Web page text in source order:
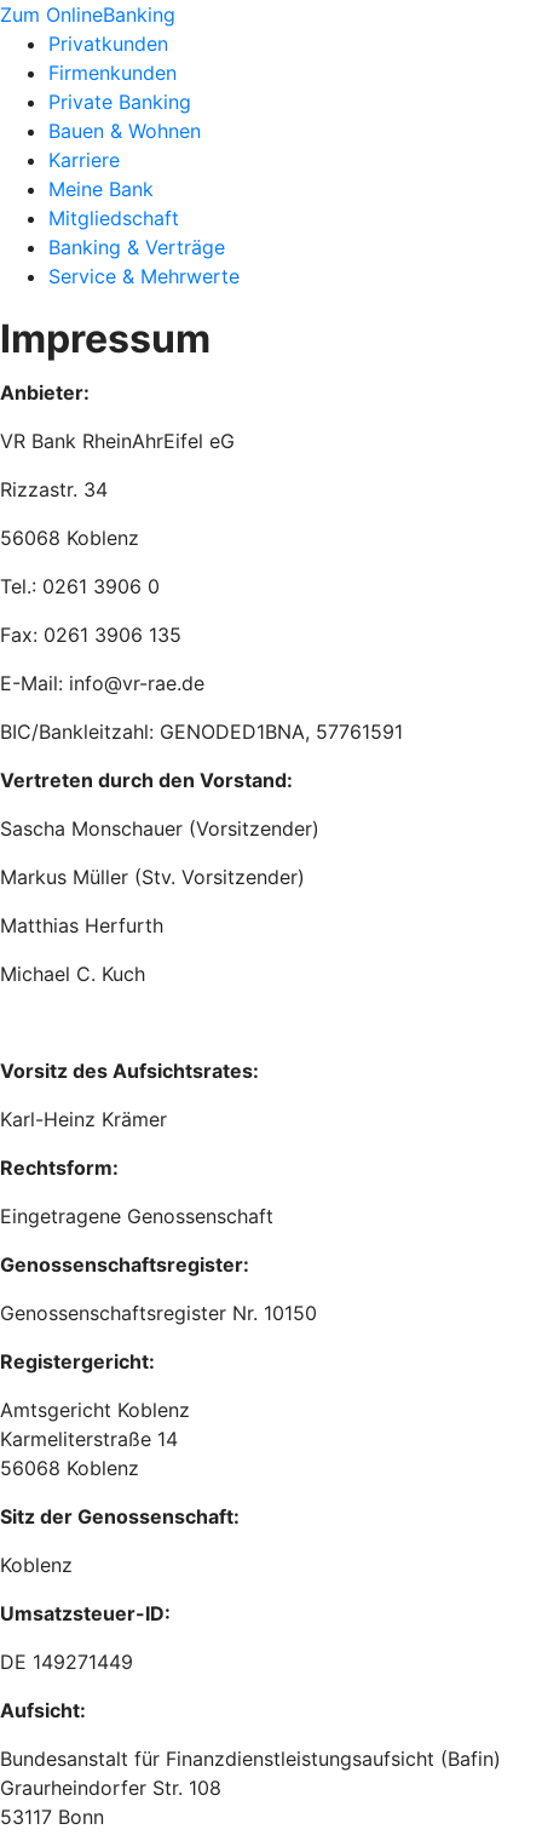
Zum OnlineBanking
Privatkunden
Firmenkunden
Private Banking
Bauen & Wohnen
Karriere
Meine Bank
Mitgliedschaft
Banking & Verträge
Service & Mehrwerte
Impressum
Anbieter:
VR Bank RheinAhrEifel eG
Rizzastr. 34
56068 Koblenz
Tel.: 0261 3906 0
Fax: 0261 3906 135
E-Mail: info@vr-rae.de
BIC/Bankleitzahl: GENODED1BNA, 57761591
Vertreten durch den Vorstand:
Sascha Monschauer (Vorsitzender)
Markus Müller (Stv. Vorsitzender)
Matthias Herfurth
Michael C. Kuch
Vorsitz des Aufsichtsrates:
Karl-Heinz Krämer
Rechtsform:
Eingetragene Genossenschaft
Genossenschaftsregister:
Genossenschaftsregister Nr. 10150
Registergericht:
Amtsgericht Koblenz
Karmeliterstraße 14
56068 Koblenz
Sitz der Genossenschaft:
Koblenz
Umsatzsteuer-ID:
DE 149271449
Aufsicht:
Bundesanstalt für Finanzdienstleistungsaufsicht (Bafin)
Graurheindorfer Str. 108
53117 Bonn